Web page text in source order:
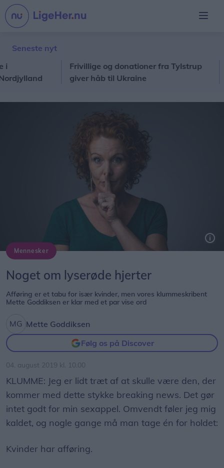
Seneste nyt
Frivillige og donationer fra Tylstrup
giver håb til Ukraine
Mennesker
Noget om lyserøde hjerter
Afføring er et tabu for især kvinder, men vores klummeskribent
Mette Goddiksen er klar med et par vise ord
Mette Goddiksen
Følg os på Discover
04. august 2019 kl. 10.00
KLUMME: Jeg er lidt træt af at skulle være den, der
kommer med dette stykke breaking news. Det gør
intet godt for min sexappel. Omvendt føler jeg mig
kaldet, og nogle gange må man tage én for holdet:​
Kvinder har afføring.​